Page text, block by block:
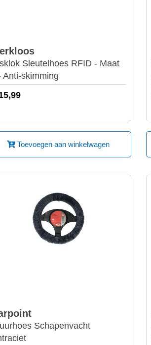
Sleutelhoes RFID - Maat
Anti-skimming
Toevoegen aan winkelwagen
Schapenvacht